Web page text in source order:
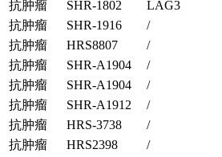
抗肿瘤
SHR-1802 LAG3
抗肿瘤
SHR-1916 /
抗肿瘤
HRS8807 /
抗肿瘤
SHR-A1904 /
抗肿瘤
SHR-A1904 /
抗肿瘤
SHR-A1912 /
抗肿瘤
HRS-3738 /
抗肿瘤
HRS2398 /